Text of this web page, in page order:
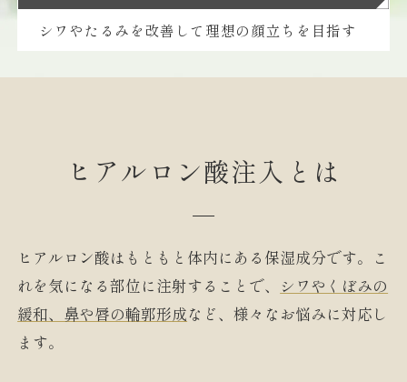
シワやたるみを改善して理想の顔立ちを目指す
ヒアルロン酸注入とは
ヒアルロン酸はもともと体内にある保湿成分です。こ
れを気になる部位に注射することで、 シワやくぼみの
緩和、鼻や唇の輪郭形成など、様々なお悩みに対応し
ます。